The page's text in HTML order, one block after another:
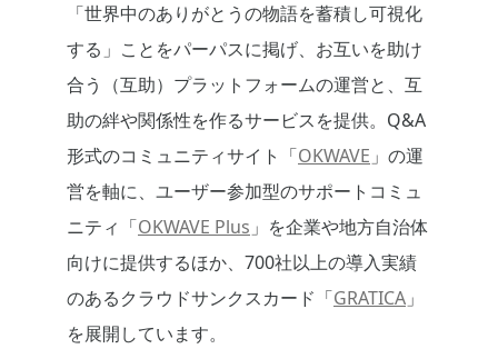
「世界中のありがとうの物語を蓄積し可視化
する」ことをパーパスに掲げ、お互いを助け
合う（互助）プラットフォームの運営と、互
助の絆や関係性を作るサービスを提供。Q&A
形式のコミュニティサイト「OKWAVE 」の運
営を軸に、ユーザー参加型のサポートコミュ
ニティ「OKWAVE Plus 」を企業や地方自治体
向けに提供するほか、700社以上の導入実績
のあるクラウドサンクスカード「GRATICA 」
を展開しています。